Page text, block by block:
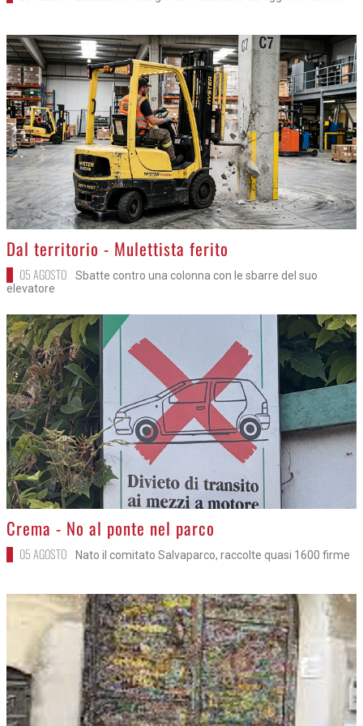
>
Dal territorio - Mulettista ferito
05 AGOSTO
Sbatte contro una colonna con le sbarre del suo
elevatore
>
Crema - No al ponte nel parco
05 AGOSTO Nato il comitato Salvaparco, raccolte quasi 1600 firme